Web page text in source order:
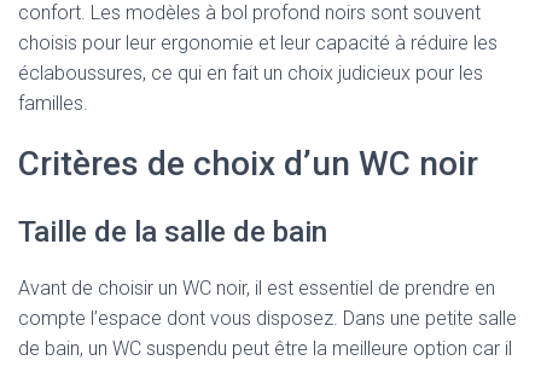
confort. Les modèles à bol profond noirs sont souvent
choisis pour leur ergonomie et leur capacité à réduire les
éclaboussures, ce qui en fait un choix judicieux pour les
familles.
Critères de choix d’un WC noir
Taille de la salle de bain
Avant de choisir un WC noir, il est essentiel de prendre en
compte l’espace dont vous disposez. Dans une petite salle
de bain, un WC suspendu peut être la meilleure option car il